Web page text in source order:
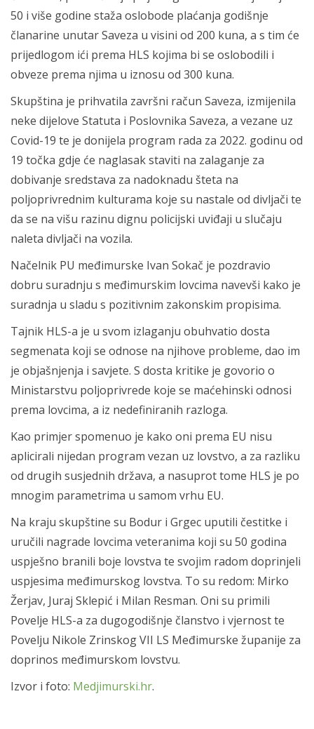
50 i više godine staža oslobode plaćanja godišnje
članarine unutar Saveza u visini od 200 kuna, a s tim će
prijedlogom ići prema HLS kojima bi se oslobodili i
obveze prema njima u iznosu od 300 kuna.
Skupština je prihvatila završni račun Saveza, izmijenila
neke dijelove Statuta i Poslovnika Saveza, a vezane uz
Covid-19 te je donijela program rada za 2022. godinu od
19 točka gdje će naglasak staviti na zalaganje za
dobivanje sredstava za nadoknadu šteta na
poljoprivrednim kulturama koje su nastale od divljači te
da se na višu razinu dignu policijski uviđaji u slučaju
naleta divljači na vozila.
Načelnik PU međimurske Ivan Sokač je pozdravio
dobru suradnju s međimurskim lovcima navevši kako je
suradnja u sladu s pozitivnim zakonskim propisima.
Tajnik HLS-a je u svom izlaganju obuhvatio dosta
segmenata koji se odnose na njihove probleme, dao im
je objašnjenja i savjete. S dosta kritike je govorio o
Ministarstvu poljoprivrede koje se maćehinski odnosi
prema lovcima, a iz nedefiniranih razloga.
Kao primjer spomenuo je kako oni prema EU nisu
aplicirali nijedan program vezan uz lovstvo, a za razliku
od drugih susjednih država, a nasuprot tome HLS je po
mnogim parametrima u samom vrhu EU.
Na kraju skupštine su Bodur i Grgec uputili čestitke i
uručili nagrade lovcima veteranima koji su 50 godina
uspješno branili boje lovstva te svojim radom doprinjeli
uspjesima međimurskog lovstva. To su redom: Mirko
Žerjav, Juraj Sklepić i Milan Resman. Oni su primili
Povelje HLS-a za dugogodišnje članstvo i vjernost te
Povelju Nikole Zrinskog VII LS Međimurske županije za
doprinos međimurskom lovstvu.
Izvor i foto: Medjimurski.hr.